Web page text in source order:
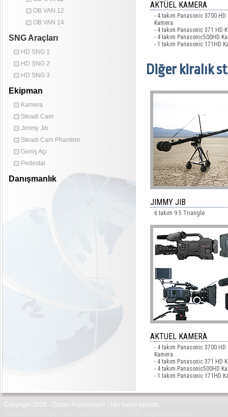
OB VAN 12
OB VAN 14
SNG Araçları
HD SNG 1
HD SNG 2
HD SNG 3
Ekipman
Kamera
Steadi Cam
Jimmy Jib
Steadi Cam Phantom
Geniş Açı
Pedestal
Danışmanlık
AKTÜEL KAMERA
- 4 takım Panasonic 3700 HD
Kamera
- 4 takım Panasonic 371 HD
- 4 takım Panasonic500HD
- 1 takım Panasonic 171HD
Diğer kiralık
JIMMY JIB
6 takım 9.5 Triangle
AKTUEL KAMERA
- 4 takım Panasonic 3700 HD
Kamera
- 4 takım Panasonic 371 HD
- 4 takım Panasonic500HD
- 1 takım Panasonic 171HD
Copyright 2026 - Özkan Prodüksiyon | Her hakkı saklıdır.